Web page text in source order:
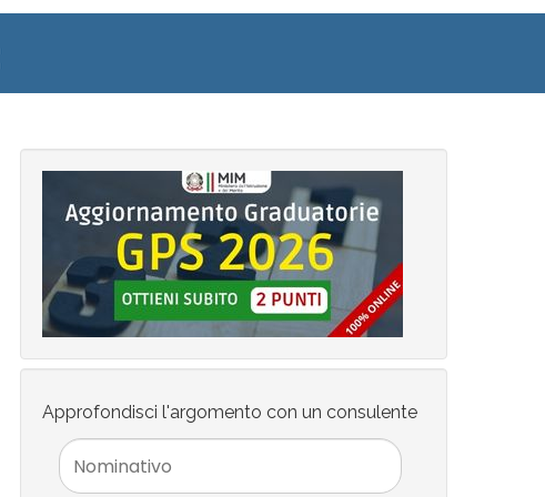
Approfondisci l'argomento con un consulente